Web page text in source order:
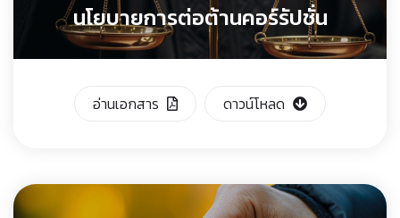
นโยบายการต่อต้านคอร์รัปชั่น
อ่านเอกสาร ดาวน์โหลด